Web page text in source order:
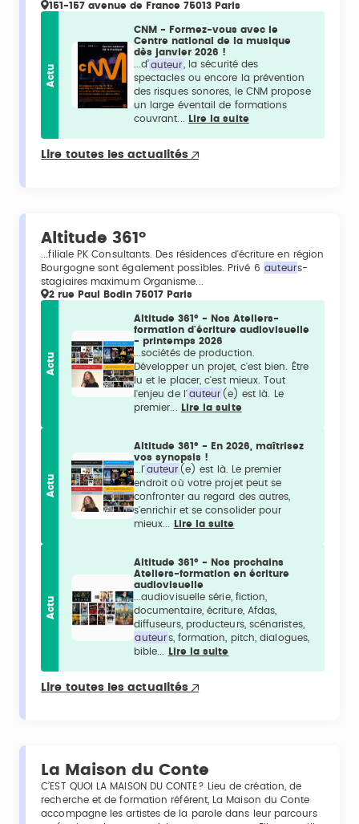
151-157 avenue de France 75013 Paris
Actu
CNM - Formez-vous avec le
Centre national de la musique
dès janvier 2026 !
...d’auteur, la sécurité des
spectacles ou encore la prévention
des risques sonores, le CNM propose
un large éventail de formations
couvrant...
Lire la suite
Lire toutes les actualités
Altitude 361°
...filiale PK Consultants. Des résidences d'écriture en région
Bourgogne sont également possibles. Privé 6 auteurs-
stagiaires maximum Organisme...
2 rue Paul Bodin 75017 Paris
Actu
Altitude 361° - Nos Ateliers-
formation d'écriture audiovisuelle
- printemps 2026
...sociétés de production.
Développer un projet, c'est bien. Être
lu et le placer, c'est mieux. Tout
l'enjeu de l'auteur (e) est là. Le
premier...
Lire la suite
Actu
Altitude 361° - En 2026, maîtrisez
vos synopsis !
...l'auteur (e) est là. Le premier
endroit où votre projet peut se
confronter au regard des autres,
s'enrichir et se consolider pour
mieux...
Lire la suite
Actu
Altitude 361° - Nos prochains
Ateliers-formation en écriture
audiovisuelle
...audiovisuelle série, fiction,
documentaire, écriture, Afdas,
diffuseurs, producteurs, scénaristes,
auteurs, formation, pitch, dialogues,
bible...
Lire la suite
Lire toutes les actualités
La Maison du Conte
C’EST QUOI LA MAISON DU CONTE? Lieu de création, de
recherche et de formation référent, La Maison du Conte
accompagne les artistes de la parole dans leur parcours